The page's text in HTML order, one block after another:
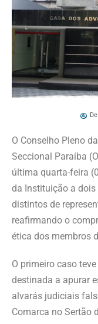
O Conselho Pleno
Seccional Paraíba
última quarta-feira
da Instituição a
distintos de
reafirmando o
ética dos membros
O primeiro caso
destinada a apurar
alvarás judiciais
Comarca no Sertão